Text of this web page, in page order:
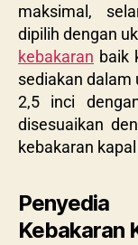
maksimal,
dipilih dengan
kebakaran baik
sediakan dalam
2,5 inci
disesuaikan
kebakaran
Kebakaran